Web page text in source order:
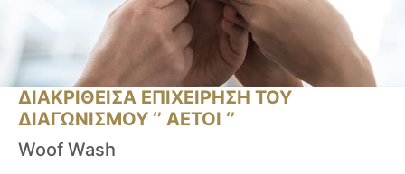
ΔΙΑΚΡΙΘΕΙΣΑ ΕΠΙΧΕΙΡΗΣΗ ΤΟΥ
ΔΙΑΓΩΝΙΣΜΟΥ ‘’ ΑΕΤΟΙ ‘’
Woof Wash